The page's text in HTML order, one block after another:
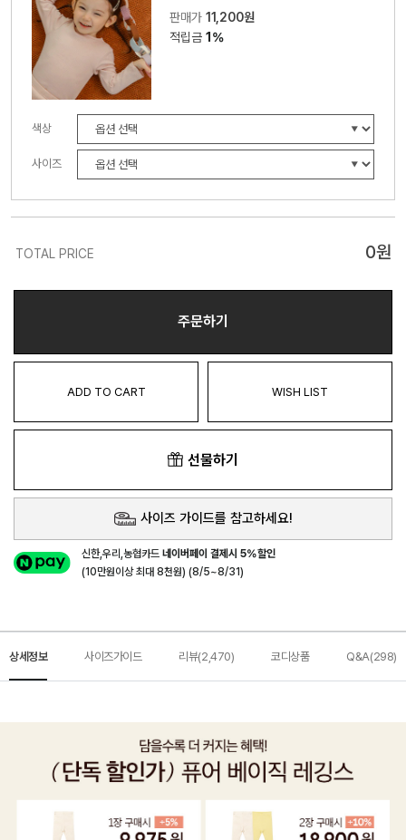
판매가11,200원
적립금1%
색상
사이즈
TOTAL PRICE 0원
주문하기
ADD TO CART WISH LIST
선물하기
사이즈 가이드를 참고하세요!
신한,우리,농협카드네이버페이 결제시 5%할인
(10만원이상 최대 8천원) (8/5~8/31)
상세정보 사이즈가이드 리뷰(2,470) 코디상품 Q&A(298)